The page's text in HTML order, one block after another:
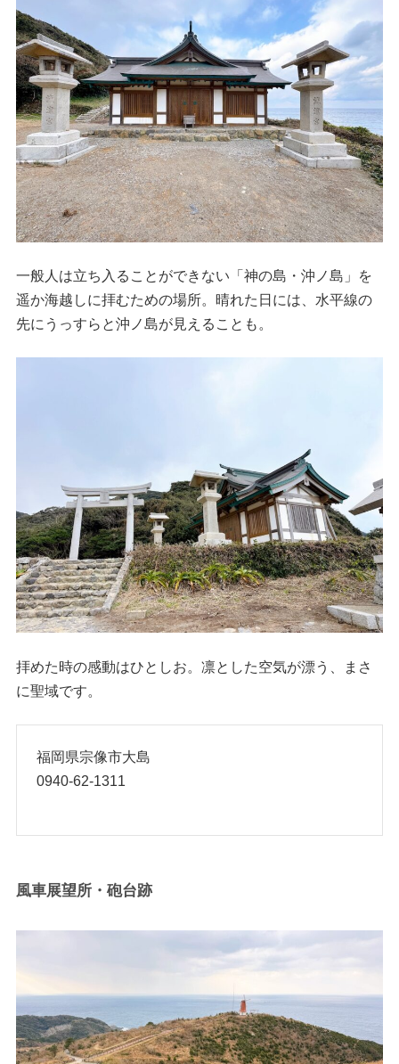
一般人は立ち入ることができない「神の島・沖ノ島」を
遥か海越しに拝むための場所。晴れた日には、水平線の
先にうっすらと沖ノ島が見えることも。
拝めた時の感動はひとしお。凛とした空気が漂う、まさ
に聖域です。
福岡県宗像市大島
0940-62-1311
風車展望所・砲台跡